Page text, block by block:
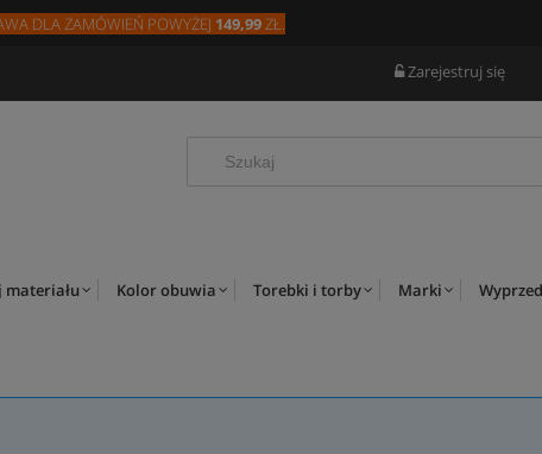
DLAZAMÓWIEŃ POWYŻEJ 149,99ZŁ.
Zarejestruj się
materiału Kolor obuwia Torebki i torby Marki